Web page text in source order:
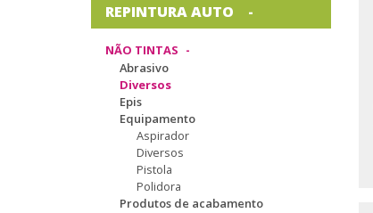
REPINTURA AUTO
NÃO TINTAS
Abrasivo
Diversos
Epis
Equipamento
Aspirador
Diversos
Pistola
Polidora
Produtos de acabamento